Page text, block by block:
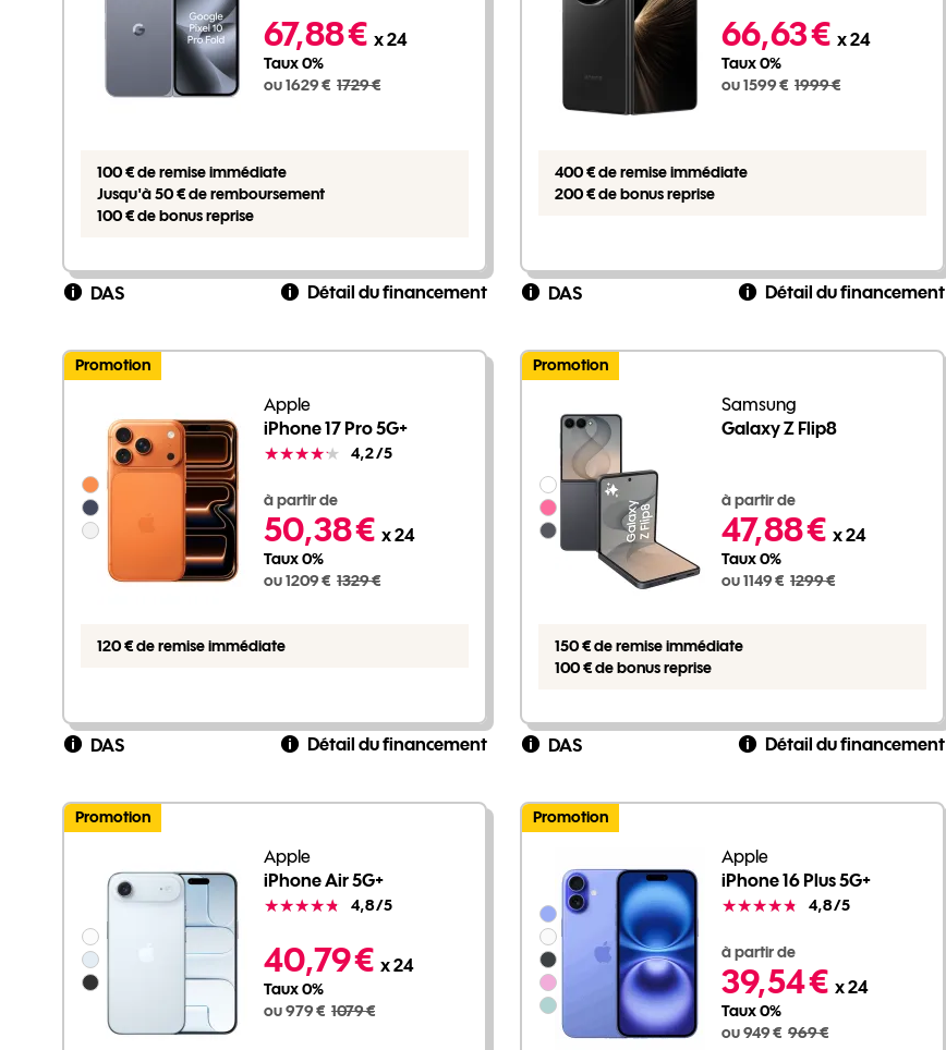
67,88 € x 24
Taux 0%
ou 1629 € 1729 €
100 € de remise immédiate
Jusqu'à 50 € de remboursement
100 € de bonus reprise
DAS Détail du financement
66,63 € x 24
Taux 0%
ou 1599 € 1999 €
400 € de remise immédiate
200 € de bonus reprise
DAS Détail du financement
Promotion
Groupe de couleurs disponibles non sélectionnables
Apple
iPhone 17 Pro 5G+
Note
4,2/5
1209 euros au lieu de 1329 euros
à partir de
50,38 € x 24
Taux 0%
ou 1209 € 1329 €
120 € de remise immédiate
DAS Détail du financement
Promotion
Groupe de couleurs disponibles non sélectionnables
Samsung
Galaxy Z Flip8
1149 euros au lieu de 1299 euros
à partir de
47,88 € x 24
Taux 0%
ou 1149 € 1299 €
150 € de remise immédiate
100 € de bonus reprise
DAS Détail du financement
Promotion
Groupe de couleurs disponibles non sélectionnables
Apple
iPhone Air 5G+
Note
4,8/5
40,79 € x 24
Taux 0%
ou 979 € 1079 €
Promotion
Groupe de couleurs disponibles non sélectionnables
Apple
iPhone 16 Plus 5G+
Note
4,8/5
949 euros au lieu de 969 euros
à partir de
39,54 € x 24
Taux 0%
ou 949 € 969 €